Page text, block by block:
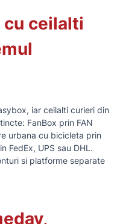
cu ceilalti
iar ceilalti curieri din
FanBox prin FAN
urbana cu bicicleta prin
FedEx, UPS sau DHL.
si platforme separate